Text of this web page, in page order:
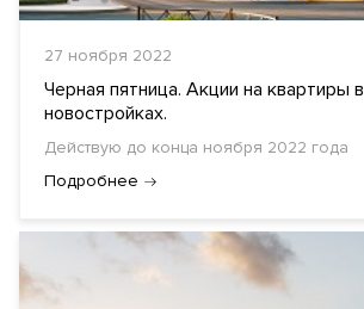
27 ноября 2022
Черная пятница. Акции на квартиры в
новостройках.
Действую до конца ноября 2022 года
Подробнее